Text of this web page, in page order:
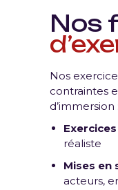
Nos
Nos
contraintes
d’immersion :
réaliste
Mises en
acteurs,